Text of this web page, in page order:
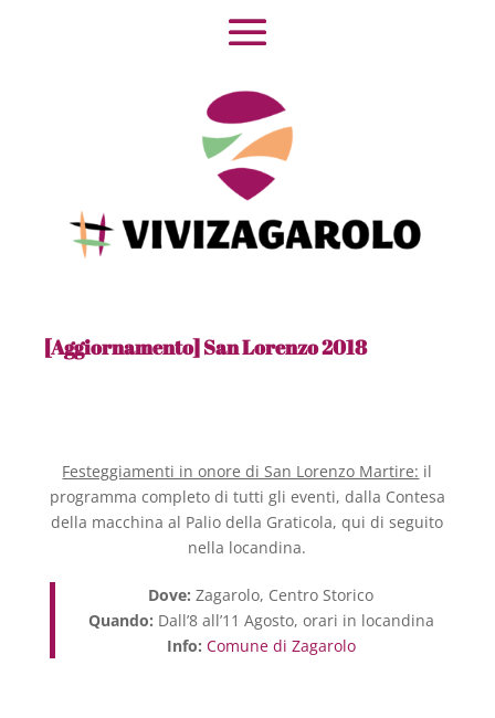
[Aggiornamento] San Lorenzo 2018
Festeggiamenti in onore di San Lorenzo Martire: il
programma completo di tutti gli eventi, dalla Contesa
della macchina al Palio della Graticola, qui di seguito
nella locandina.
Dove:Zagarolo, Centro Storico
Quando: Dall’8 all’11 Agosto, orari in locandina
Info: Comune di Zagarolo